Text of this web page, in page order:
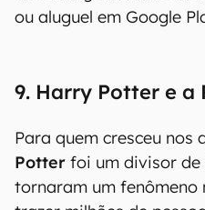
ou aluguel em Google
9. Harry Potter e a
Para quem cresceu nos
Potter foi um divisor de
tornaram um